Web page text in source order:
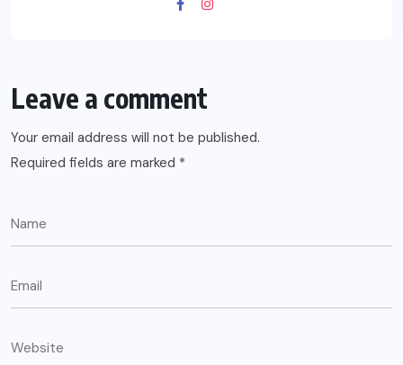
Leave a comment
Your email address will not be published.
Required fields are marked *